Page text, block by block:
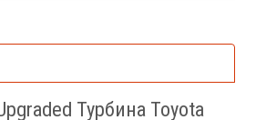
Турбина Toyota